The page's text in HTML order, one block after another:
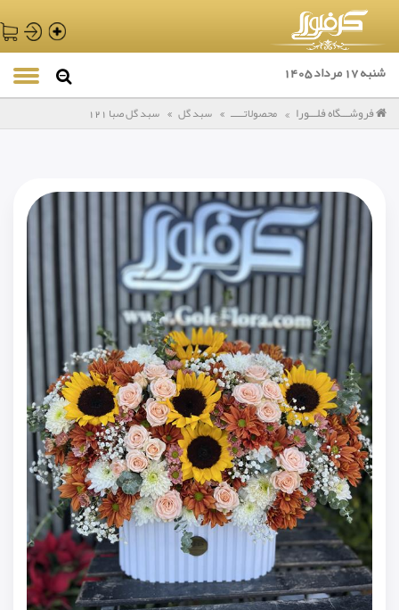
شنبه 17 مرداد 1405
فروشـــگاه فلـــورا محصولاتـــــ سبد گل سبد گل صبا 121